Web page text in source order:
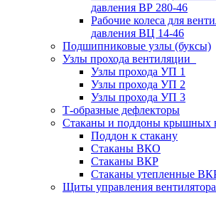
давления ВР 280-46
Рабочие колеса для
давления ВЦ 14-46
Подшипниковые узлы (буксы)
Узлы прохода вентиляции
Узлы прохода УП 1
Узлы прохода УП 2
Узлы прохода УП 3
Т-образные дефлекторы
Стаканы и поддоны крышных
Поддон к стакану
Стаканы ВКО
Стаканы ВКР
Стаканы утепленные
Щиты управления